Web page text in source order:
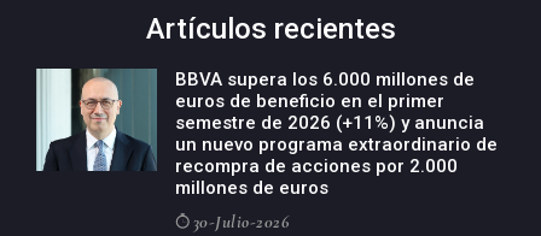
Artículos recientes
BBVA supera los 6.000 millones de
euros de beneficio en el primer
semestre de 2026 (+11%) y anuncia
un nuevo programa extraordinario de
recompra de acciones por 2.000
millones de euros
30-Julio-2026